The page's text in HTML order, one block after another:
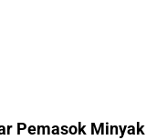
Pemasok Minyak